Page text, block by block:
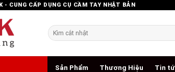
- CUNG CẤP DỤNG CỤ CẦM TAY NHẬT BẢN
Tìm
kiếm:
Sản Phẩm Thương Hiệu Tin